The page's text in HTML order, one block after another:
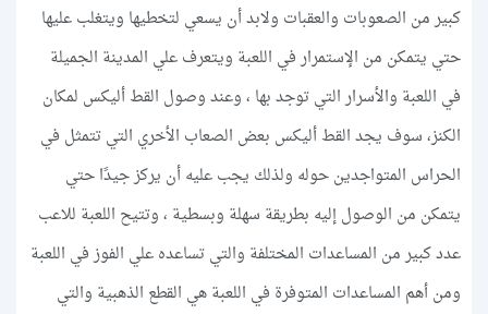
كبير من الصعوبات والعقبات ولابد أن يسعي لتخطيها ويتغلب عليها
حتي يتمكن من الإستمرار في اللعبة ويتعرف علي المدينة الجميلة
في اللعبة والأسرار التي توجد بها ، وعند وصول القط أليكس لمكان
الكنز، سوف يجد القط أليكس بعض الصعاب الأخري التي تتمثل في
الحراس المتواجدين حوله ولذلك يجب عليه أن يركز جيدًا حتي
يتمكن من الوصول إليه بطريقة سهلة وبسطية ، وتتيح اللعبة للاعب
عدد كبير من المساعدات المختلفة والتي تساعده علي الفوز في اللعبة
ومن أهم المساعدات المتوفرة في اللعبة هي القطع الذهبية والتي